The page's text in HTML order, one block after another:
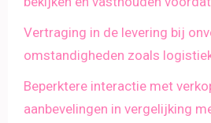
Vertraging in de levering bij
omstandigheden zoals
Beperktere interactie met
aanbevelingen in vergelijking